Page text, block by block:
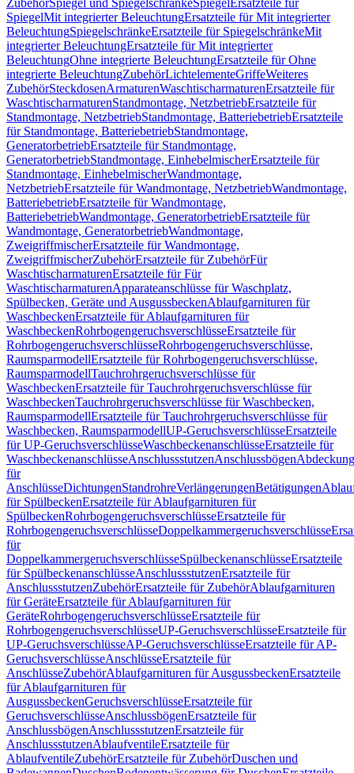
ZubehörSpiegel und SpiegelschränkeSpiegel Ersatzteile für
SpiegelMit integrierter BeleuchtungErsatzteile für Mit integrierter
BeleuchtungSpiegelschränkeErsatzteile für SpiegelschränkeMit
integrierter BeleuchtungErsatzteile für Mit integrierter
BeleuchtungOhne integrierte BeleuchtungErsatzteile für Ohne
integrierte BeleuchtungZubehörLichtelementeGriffeWeiteres
ZubehörSteckdosenArmaturenWaschtischarmaturenErsatzteile für
WaschtischarmaturenStandmontage, NetzbetriebErsatzteile für
Standmontage, NetzbetriebStandmontage, BatteriebetriebErsatzteile
für Standmontage, BatteriebetriebStandmontage,
GeneratorbetriebErsatzteile für Standmontage,
GeneratorbetriebStandmontage, EinhebelmischerErsatzteile für
Standmontage, EinhebelmischerWandmontage,
NetzbetriebErsatzteile für Wandmontage, NetzbetriebWandmontage,
BatteriebetriebErsatzteile für Wandmontage,
BatteriebetriebWandmontage, GeneratorbetriebErsatzteile für
Wandmontage, GeneratorbetriebWandmontage,
ZweigriffmischerErsatzteile für Wandmontage,
ZweigriffmischerZubehörErsatzteile für ZubehörFür
WaschtischarmaturenErsatzteile für Für
WaschtischarmaturenApparateanschlüsse für Waschplatz,
Spülbecken, Geräte und AusgussbeckenAblaufgarnituren für
WaschbeckenErsatzteile für Ablaufgarnituren für
WaschbeckenRohrbogengeruchsverschlüsseErsatzteile für
RohrbogengeruchsverschlüsseRohrbogengeruchsverschlüsse,
RaumsparmodellErsatzteile für Rohrbogengeruchsverschlüsse,
RaumsparmodellTauchrohrgeruchsverschlüsse für
WaschbeckenErsatzteile für Tauchrohrgeruchsverschlüsse für
WaschbeckenTauchrohrgeruchsverschlüsse für Waschbecken,
RaumsparmodellErsatzteile für Tauchrohrgeruchsverschlüsse für
Waschbecken, RaumsparmodellUP-GeruchsverschlüsseErsatzteile
für UP-GeruchsverschlüsseWaschbeckenanschlüsseErsatzteile für
WaschbeckenanschlüsseAnschlussstutzenAnschlussbögen
für
AnschlüsseDichtungenStandrohreVerlängerungenBetätigungen
für SpülbeckenErsatzteile für Ablaufgarnituren für
SpülbeckenRohrbogengeruchsverschlüsseErsatzteile für
RohrbogengeruchsverschlüsseDoppelkammergeruchsverschlüsse
für
DoppelkammergeruchsverschlüsseSpülbeckenanschlüsseErsatzteile
für SpülbeckenanschlüsseAnschlussstutzenErsatzteile für
AnschlussstutzenZubehörErsatzteile für ZubehörAblaufgarnituren
für GeräteErsatzteile für Ablaufgarnituren für
GeräteRohrbogengeruchsverschlüsseErsatzteile für
RohrbogengeruchsverschlüsseUP-GeruchsverschlüsseErsatzteile für
UP-GeruchsverschlüsseAP-GeruchsverschlüsseErsatzteile für AP-
GeruchsverschlüsseAnschlüsseErsatzteile für
AnschlüsseZubehörAblaufgarnituren für AusgussbeckenErsatzteile
für Ablaufgarnituren für
AusgussbeckenGeruchsverschlüsseErsatzteile für
GeruchsverschlüsseAnschlussbögenErsatzteile für
AnschlussbögenAnschlussstutzenErsatzteile für
AnschlussstutzenAblaufventileErsatzteile für
AblaufventileZubehörErsatzteile für ZubehörDuschen und